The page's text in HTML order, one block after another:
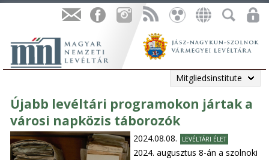
Mitgliedsinstitute
Újabb levéltári programokon jártak a
városi napközis táborozók
2024.08.08. LEVÉLTÁRI ÉLET
2024. augusztus 8-án a szolnoki